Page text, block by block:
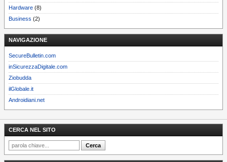
Hardware (8)
Business (2)
NAVIGAZIONE
SecureBulletin.com
inSicurezzaDigitale.com
Ziobudda
ilGlobale.it
Androidiani.net
CERCA NEL SITO